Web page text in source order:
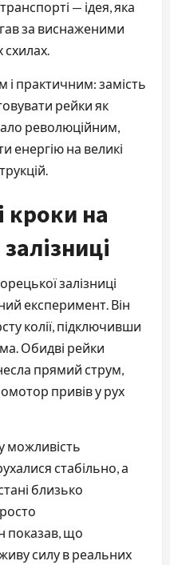
— ідея, яка
за виснаженими
схилах.
і практичним: замість
рейки як
революційним,
енергію на великі
кроки на
залізниці
експеримент. Він
колії, підключивши
Обидві рейки
прямий струм,
привів у рух
можливість
стабільно, а
близько
показав, що
силу в реальних